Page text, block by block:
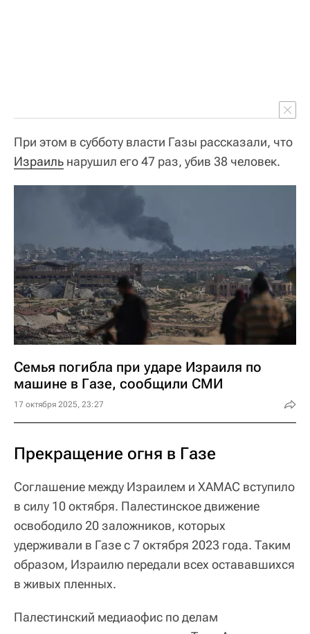
При этом в субботу власти Газы рассказали, что
Израиль нарушил его 47 раз, убив 38 человек.
Семья погибла при ударе Израиля по
машине в Газе, сообщили СМИ
17 октября 2025, 23:27
Прекращение огня в Газе
Соглашение между Израилем и ХАМАС вступило
в силу 10 октября. Палестинское движение
освободило 20 заложников, которых
удерживали в Газе с 7 октября 2023 года. Таким
образом, Израилю передали всех остававшихся
в живых пленных.
Палестинский медиаофис по делам